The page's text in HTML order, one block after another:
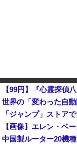
世界の「変わった自
【画像】エレン・ベ